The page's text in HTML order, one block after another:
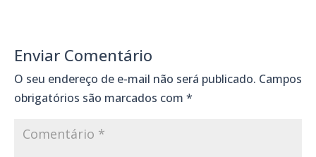
Enviar Comentário
O seu endereço de e-mail não será publicado. Campos
obrigatórios são marcados com *